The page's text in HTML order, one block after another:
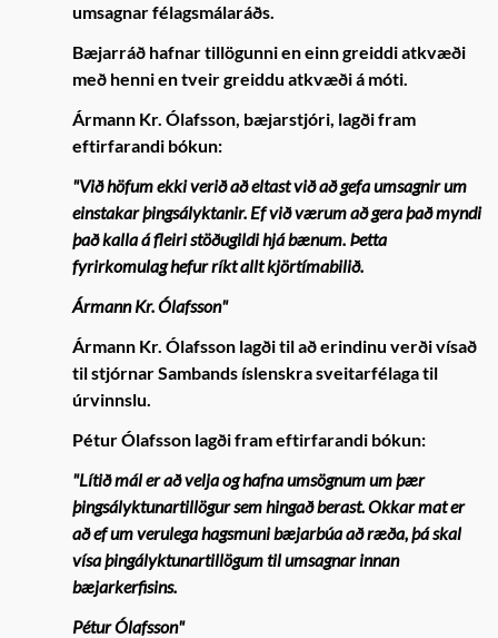
umsagnar félagsmálaráðs.
Bæjarráð hafnar tillögunni en einn greiddi atkvæði
með henni en tveir greiddu atkvæði á móti.
Ármann Kr. Ólafsson, bæjarstjóri, lagði fram
eftirfarandi bókun:
"Við höfum ekki verið að eltast við að gefa umsagnir um
einstakar þingsályktanir. Ef við værum að gera það myndi
það kalla á fleiri stöðugildi hjá bænum. Þetta
fyrirkomulag hefur ríkt allt kjörtímabilið.
Ármann Kr. Ólafsson"
Ármann Kr. Ólafsson lagði til að erindinu verði vísað
til stjórnar Sambands íslenskra sveitarfélaga til
úrvinnslu.
Pétur Ólafsson lagði fram eftirfarandi bókun:
"Lítið mál er að velja og hafna umsögnum um þær
þingsályktunartillögur sem hingað berast. Okkar mat er
að ef um verulega hagsmuni bæjarbúa að ræða, þá skal
vísa þingályktunartillögum til umsagnar innan
bæjarkerfisins.
Pétur Ólafsson"